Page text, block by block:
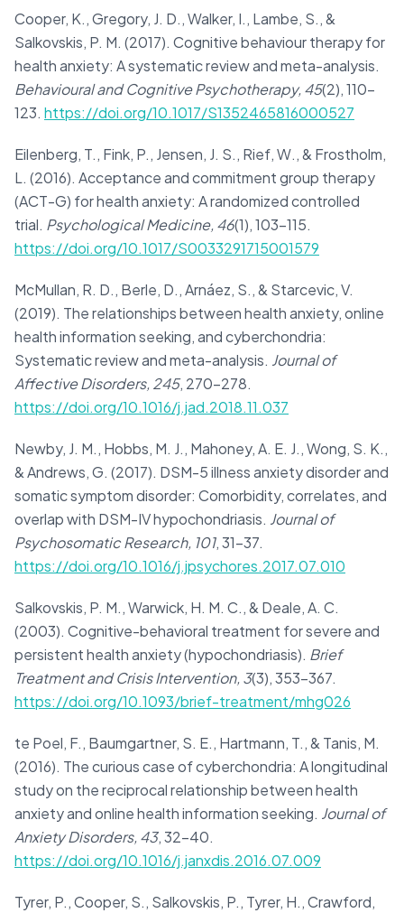
Cooper, K., Gregory, J. D., Walker, I., Lambe, S., &
Salkovskis, P. M. (2017). Cognitive behaviour therapy for
health anxiety: A systematic review and meta-analysis.
Behavioural and Cognitive Psychotherapy, 45(2), 110–
123. https://doi.org/10.1017/S1352465816000527
Eilenberg, T., Fink, P., Jensen, J. S., Rief, W., & Frostholm,
L. (2016). Acceptance and commitment group therapy
(ACT-G) for health anxiety: A randomized controlled
trial. Psychological Medicine, 46(1), 103–115.
https://doi.org/10.1017/S0033291715001579
McMullan, R. D., Berle, D., Arnáez, S., & Starcevic, V.
(2019). The relationships between health anxiety, online
health information seeking, and cyberchondria:
Systematic review and meta-analysis. Journal of
Affective Disorders, 245, 270–278.
https://doi.org/10.1016/j.jad.2018.11.037
Newby, J. M., Hobbs, M. J., Mahoney, A. E. J., Wong, S. K.,
& Andrews, G. (2017). DSM-5 illness anxiety disorder and
somatic symptom disorder: Comorbidity, correlates, and
overlap with DSM-IV hypochondriasis. Journal of
Psychosomatic Research, 101, 31–37.
https://doi.org/10.1016/j.jpsychores.2017.07.010
Salkovskis, P. M., Warwick, H. M. C., & Deale, A. C.
(2003). Cognitive-behavioral treatment for severe and
persistent health anxiety (hypochondriasis). Brief
Treatment and Crisis Intervention, 3(3), 353–367.
https://doi.org/10.1093/brief-treatment/mhg026
te Poel, F., Baumgartner, S. E., Hartmann, T., & Tanis, M.
(2016). The curious case of cyberchondria: A longitudinal
study on the reciprocal relationship between health
anxiety and online health information seeking. Journal of
Anxiety Disorders, 43, 32–40.
https://doi.org/10.1016/j.janxdis.2016.07.009
Tyrer, P., Cooper, S., Salkovskis, P., Tyrer, H., Crawford,